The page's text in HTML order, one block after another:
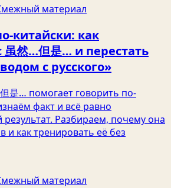
материал
как
然…但是… и перестать
с русского»
是… помогает говорить по-
факт и всё равно
результат. Разбираем, почему она
и как тренировать её без
материал